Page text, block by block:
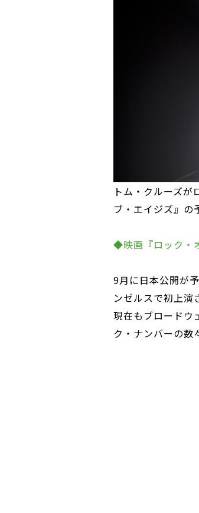
トム・クルーズ
ブ・エイジズ』の
◆映画『ロック・
9月に日本公開が
ンゼルスで初上演
現在もブロードウ
ク・ナンバーの数